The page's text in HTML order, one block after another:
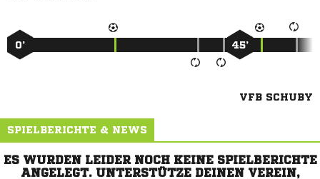
0’ 45’
VFB SCHUBY
SPIELBERICHTE & NEWS
ES WURDEN LEIDER NOCH KEINE SPIELBERICHTE
ANGELEGT. UNTERSTÜTZE DEINEN VEREIN,